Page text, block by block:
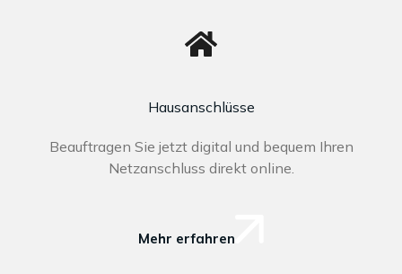
Hausanschlüsse
Beauftragen Sie jetzt digital und bequem Ihren
Netzanschluss direkt online.
Mehr erfahren